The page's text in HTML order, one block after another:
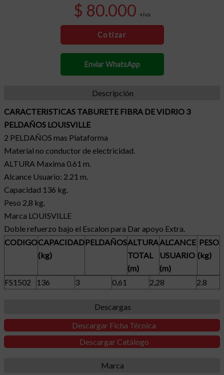
$ 80.000 +iva
Cotizar
Enviar WhatsApp
Descripción
CARACTERISTICAS TABURETE FIBRA DE VIDRIO 3
PELDAÑOS LOUISVILLE
2 PELDAÑOS mas Plataforma
Material no conductor de electricidad.
ALTURA Maxima 0.61 m.
Alcance Usuario: 2.21 m.
Capacidad 136 kg.
Peso 2,8 kg.
Marca LOUISVILLE
Doble refuerzo bajo el Escalon para Dar apoyo Extra.
CODIGOCAPACIDAD
(kg)
PELDAÑOSALTURA
TOTAL
(m)
ALCANCE
USUARIO
(m)
PESO
(kg)
FS1502 136 3 0,61 2,28 2.8
Descargas
Descargar Ficha Técnica
Descargar Catálogo
Marca